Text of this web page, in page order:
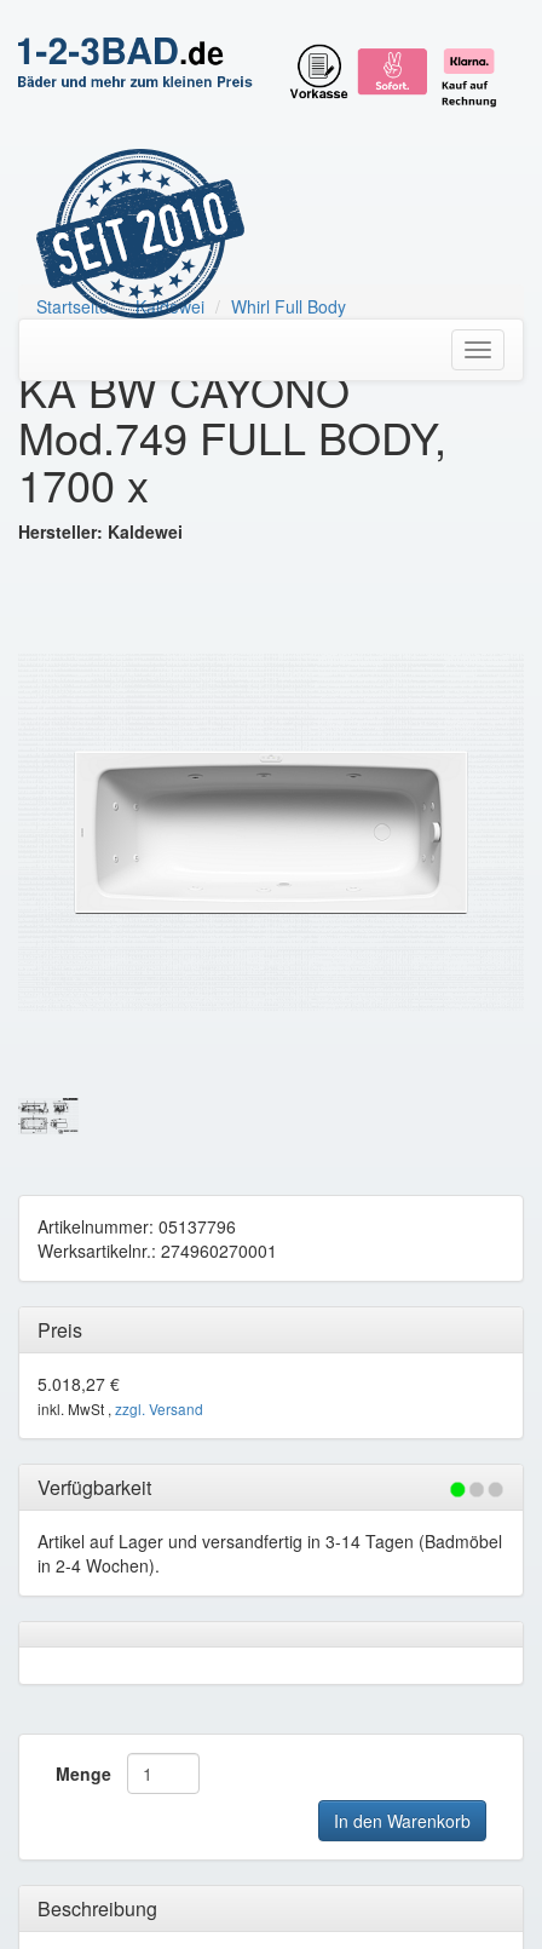
Toggle
Startseite Kaldewei
Whirl Full Body
KA BW CAYONO
Mod.749 FULL BODY,
1700 x
Hersteller: Kaldewei
Artikelnummer: 05137796
Werksartikelnr.: 274960270001
Preis
5.018,27 €
inkl. MwSt , zzgl. Versand
Verfügbarkeit
Artikel auf Lager und versandfertig in 3-14 Tagen (Badmöbel
in 2-4 Wochen).
Menge
In den Warenkorb
Beschreibung